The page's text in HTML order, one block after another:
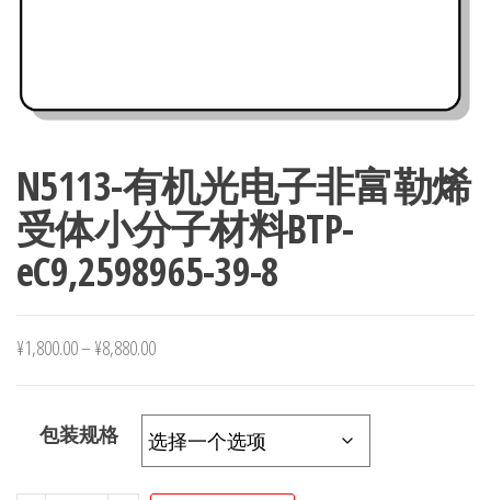
N5113-有机光电子非富勒烯
受体小分子材料BTP-
eC9,2598965-39-8
¥1,800.00–¥8,880.00
包装规格